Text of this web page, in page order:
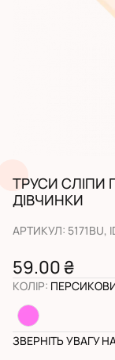
ТРУСИ СЛІПИ
ДІВЧИНКИ
АРТИКУЛ: 5171BU,
59.00 ₴
КОЛІР:
ЗВЕРНІТЬ УВАГУ